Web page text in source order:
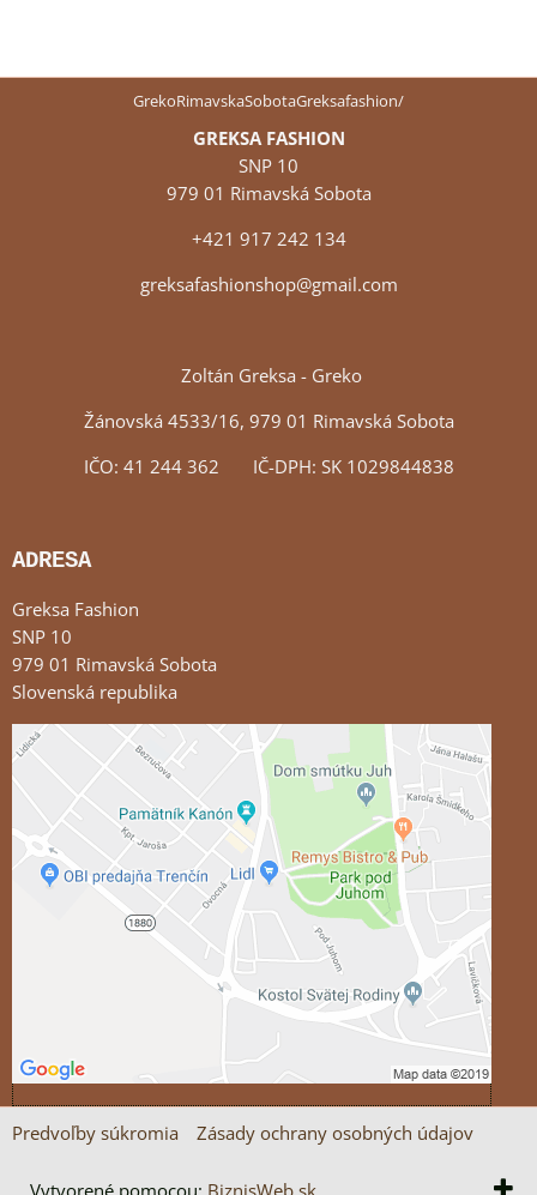
GrekoRimavskaSobotaGreksafashion/
GREKSA FASHION
SNP 10
979 01 Rimavská Sobota
+421 917 242 134
greksafashionshop@gmail.com
Zoltán Greksa - Greko
Žánovská 4533/16, 979 01 Rimavská Sobota
IČO: 41 244 362 IČ-DPH: SK 1029844838
ADRESA
Greksa Fashion
SNP 10
979 01 Rimavská Sobota
Slovenská republika
Externý obsah je blokovaný Voľbami súkromia
Prajete si načítať externý obsah?
Povoliť tentokrát
Povoliť a zapamätať - súhlas s druhom cookie:
Funkčné
Otvoriť obsah v novom okne
Predvoľby súkromia Zásady ochrany osobných údajov